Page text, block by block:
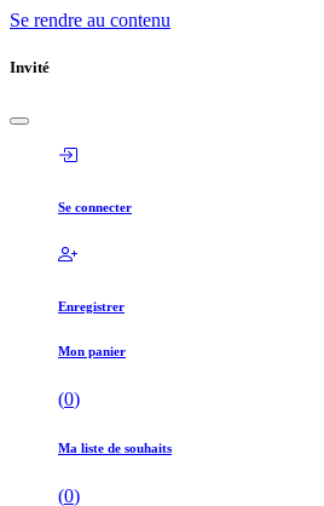
Se rendre au contenu
Invité
Se connecter
Enregistrer
Mon panier
(0)
Ma liste de souhaits
(0)